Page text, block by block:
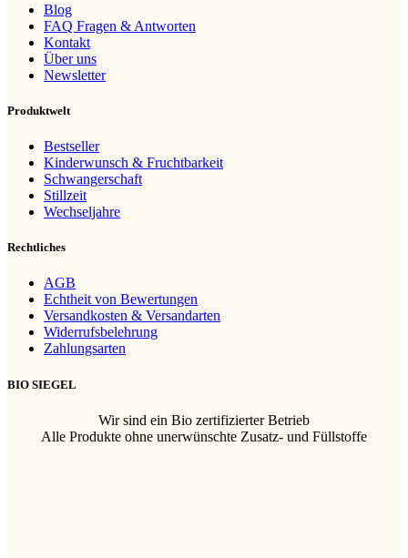
Blog
FAQ Fragen & Antworten
Kontakt
Über uns
Newsletter
Produktwelt
Bestseller
Kinderwunsch & Fruchtbarkeit
Schwangerschaft
Stillzeit
Wechseljahre
Rechtliches
AGB
Echtheit von Bewertungen
Versandkosten & Versandarten
Widerrufsbelehrung
Zahlungsarten
BIO SIEGEL
Wir sind ein Bio zertifizierter Betrieb
Alle Produkte ohne unerwünschte Zusatz- und Füllstoffe